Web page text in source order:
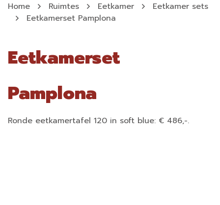
Home Ruimtes Eetkamer
Eetkamer sets
Eetkamerset Pamplona
Eetkamerset
Pamplona
Ronde eetkamertafel 120 in soft blue: € 486,-.